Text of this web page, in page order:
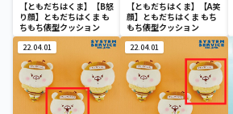
【ともだちはくま】【B怒
り顔】ともだちはくま も
ちもち俵型クッション
【ともだちはくま】【A笑
顔】ともだちはくま もち
もち俵型クッション
22.04.01 22.04.01